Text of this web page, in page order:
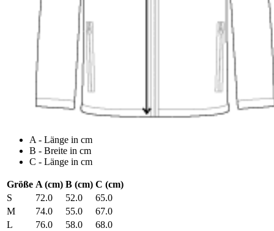
A - Länge in cm
B - Breite in cm
C - Länge in cm
Größe A (cm) B (cm) C (cm)
S
72.0 52.0
65.0
M
74.0 55.0
67.0
L
76.0 58.0
68.0